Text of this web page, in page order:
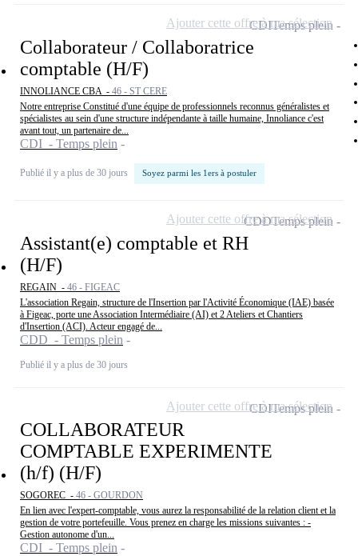
Collaborateur / Collaboratrice
comptable (H/F)
INNOLIANCE CBA - 46 - ST CERE
Notre entreprise Constitué d'une équipe de professionnels reconnus généralistes et
spécialistes au sein d'une structure indépendante à taille humaine, Innoliance c'est
avant tout, un partenaire de...
CDI - Temps plein
Publié il y a plus de 30 jours Soyez parmi les 1ers à postuler
CDITemps plein
Ajouter cette offre à ma sélection
Assistant(e) comptable et RH
(H/F)
REGAIN - 46 - FIGEAC
L'association Regain, structure de l'Insertion par l'Activité Économique (IAE) basée
à Figeac, porte une Association Intermédiaire (AI) et 2 Ateliers et Chantiers
d'Insertion (ACI). Acteur engagé de...
CDD - Temps plein
Publié il y a plus de 30 jours
CDDTemps plein
Ajouter cette offre à ma sélection
COLLABORATEUR
COMPTABLE EXPERIMENTE
(h/f) (H/F)
SOGOREC - 46 - GOURDON
En lien avec l'expert-comptable, vous aurez la responsabilité de la relation client et la
gestion de votre portefeuille. Vous prenez en charge les missions suivantes : -
Gestion autonome d'un...
CDI - Temps plein
CDITemps plein
Ajouter cette offre à ma sélection